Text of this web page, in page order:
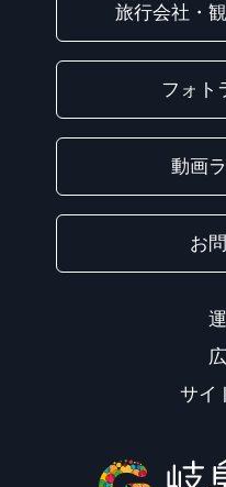
旅行会社・
フォト
動画
お
サイ